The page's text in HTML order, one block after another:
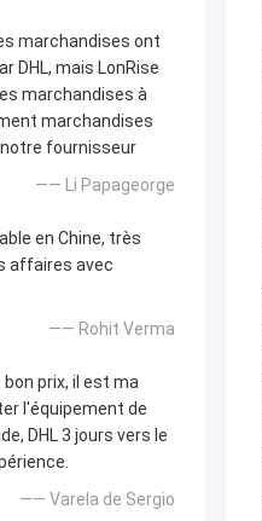
marchandises ont
DHL, mais LonRise
marchandises à
marchandises
fournisseur
—— Li Papageorge
en Chine, très
affaires avec
—— Rohit Verma
bon prix, il est ma
l'équipement de
DHL 3 jours vers le
—— Varela de Sergio